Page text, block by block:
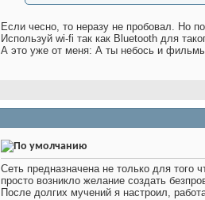
Если чесно, то неразу не пробовал. Но
Используй wi-fi так как Bluetooth для
А это уже от меня: А ты небось и фильмы
Сеть предназначена не только для того
просто возникло желание создать
После долгих мучений я настроил,